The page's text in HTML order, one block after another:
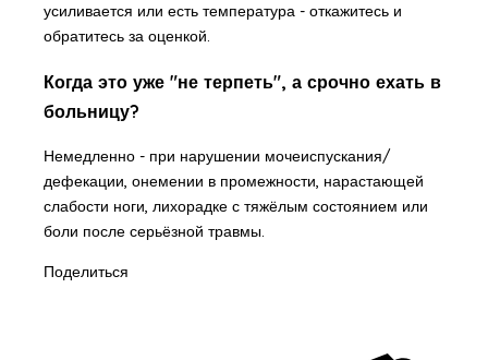
усиливается или есть температура - откажитесь и
обратитесь за оценкой.
Когда это уже "не терпеть", а срочно ехать в
больницу?
Немедленно - при нарушении мочеиспускания/
дефекации, онемении в промежности, нарастающей
слабости ноги, лихорадке с тяжёлым состоянием или
боли после серьёзной травмы.
Поделиться